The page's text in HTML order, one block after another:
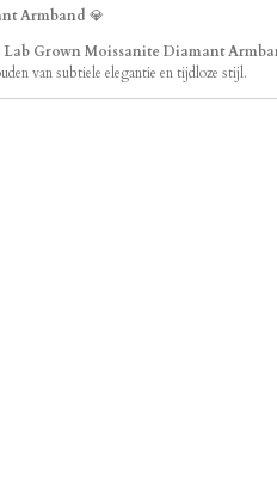
Armband 💎
Lab Grown Moissanite Diamant
van subtiele elegantie en tijdloze stijl.